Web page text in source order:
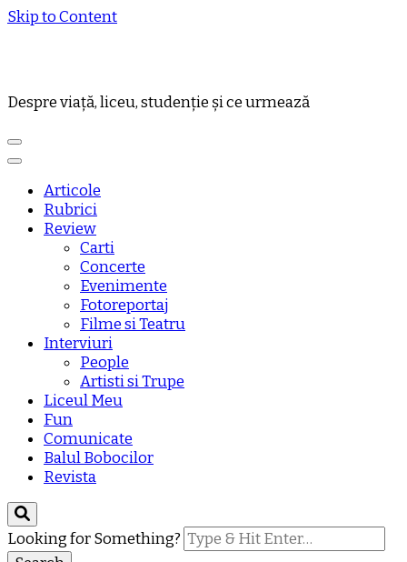
Skip to Content
Despre viață, liceu, studenție și ce urmează
Articole
Rubrici
Review
Carti
Concerte
Evenimente
Fotoreportaj
Filme si Teatru
Interviuri
People
Artisti si Trupe
Liceul Meu
Fun
Comunicate
Balul Bobocilor
Revista
Looking for Something?